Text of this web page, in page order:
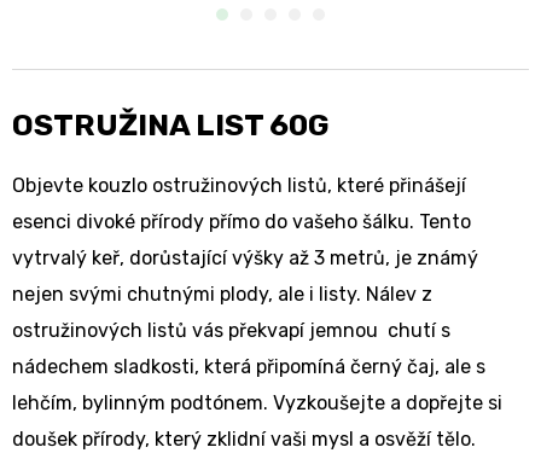
OSTRUŽINA LIST 60G
Objevte kouzlo ostružinových listů, které přinášejí
esenci divoké přírody přímo do vašeho šálku. Tento
vytrvalý keř, dorůstající výšky až 3 metrů, je známý
nejen svými chutnými plody, ale i listy. Nálev z
ostružinových listů vás překvapí jemnou chutí s
nádechem sladkosti, která připomíná černý čaj, ale s
lehčím, bylinným podtónem. Vyzkoušejte a dopřejte si
doušek přírody, který zklidní vaši mysl a osvěží tělo.